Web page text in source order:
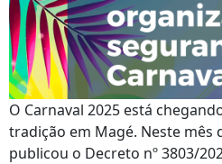
O Carnaval 2025 está
tradição em Magé. Neste mês
publicou o Decreto nº 3803/